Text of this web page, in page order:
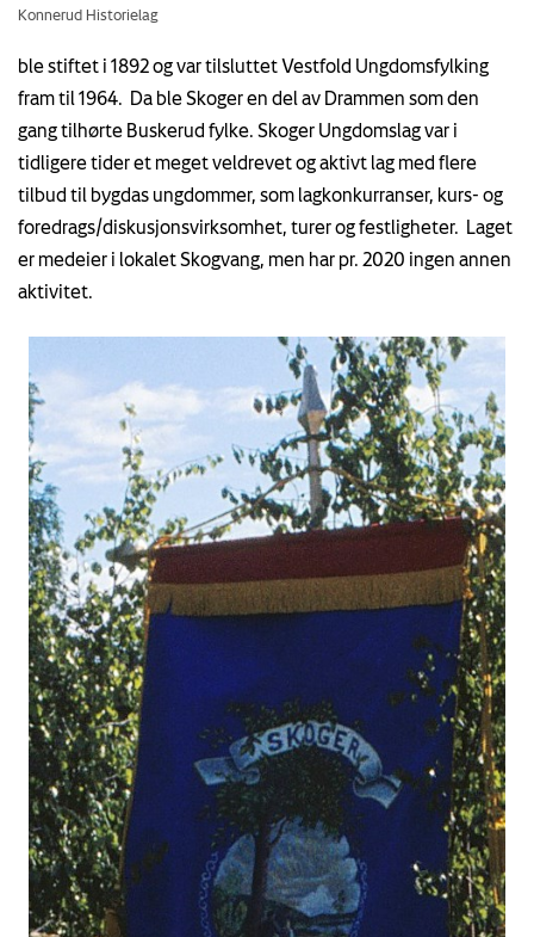
Konnerud Historielag
ble stiftet i 1892 og var tilsluttet Vestfold Ungdomsfylking
fram til 1964. Da ble Skoger en del av Drammen som den
gang tilhørte Buskerud fylke. Skoger Ungdomslag var i
tidligere tider et meget veldrevet og aktivt lag med flere
tilbud til bygdas ungdommer, som lagkonkurranser, kurs- og
foredrags/diskusjonsvirksomhet, turer og festligheter. Laget
er medeier i lokalet Skogvang, men har pr. 2020 ingen annen
aktivitet.